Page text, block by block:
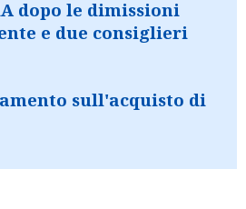
dopo le dimissioni
e due consiglieri
sull'acquisto di